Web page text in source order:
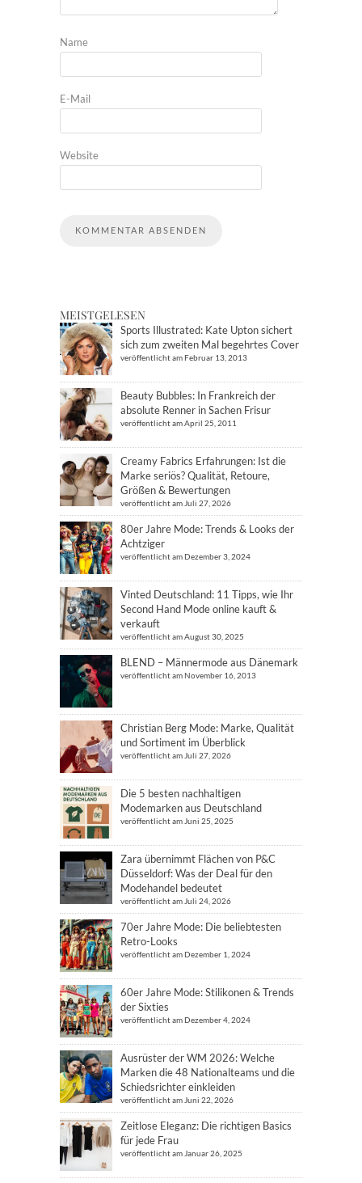
Name
E-Mail
Website
MEISTGELESEN
Sports Illustrated: Kate Upton sichert
sich zum zweiten Mal begehrtes Cover
veröffentlicht am Februar 13, 2013
Beauty Bubbles: In Frankreich der
absolute Renner in Sachen Frisur
veröffentlicht am April 25, 2011
Creamy Fabrics Erfahrungen: Ist die
Marke seriös? Qualität, Retoure,
Größen & Bewertungen
veröffentlicht am Juli 27, 2026
80er Jahre Mode: Trends & Looks der
Achtziger
veröffentlicht am Dezember 3, 2024
Vinted Deutschland: 11 Tipps, wie Ihr
Second Hand Mode online kauft &
verkauft
veröffentlicht am August 30, 2025
BLEND – Männermode aus Dänemark
veröffentlicht am November 16, 2013
Christian Berg Mode: Marke, Qualität
und Sortiment im Überblick
veröffentlicht am Juli 27, 2026
Die 5 besten nachhaltigen
Modemarken aus Deutschland
veröffentlicht am Juni 25, 2025
Zara übernimmt Flächen von P&C
Düsseldorf: Was der Deal für den
Modehandel bedeutet
veröffentlicht am Juli 24, 2026
70er Jahre Mode: Die beliebtesten
Retro-Looks
veröffentlicht am Dezember 1, 2024
60er Jahre Mode: Stilikonen & Trends
der Sixties
veröffentlicht am Dezember 4, 2024
Ausrüster der WM 2026: Welche
Marken die 48 Nationalteams und die
Schiedsrichter einkleiden
veröffentlicht am Juni 22, 2026
Zeitlose Eleganz: Die richtigen Basics
für jede Frau
veröffentlicht am Januar 26, 2025